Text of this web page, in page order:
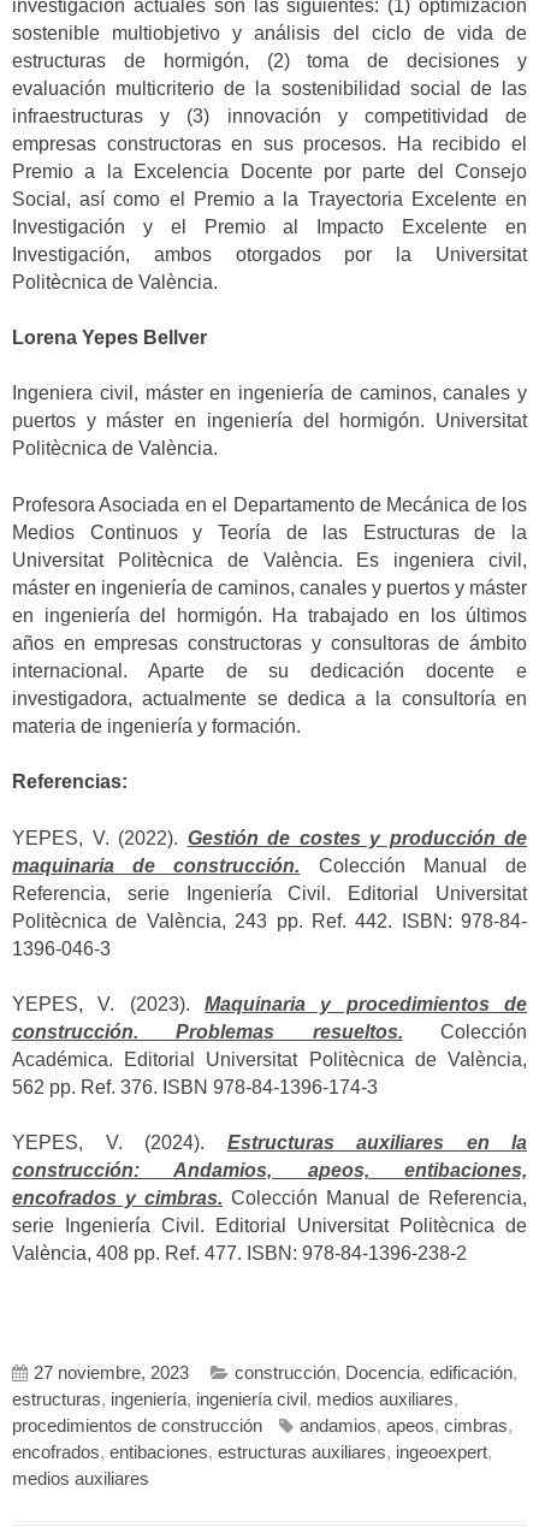
investigación actuales son las siguientes: (1) optimización
sostenible multiobjetivo y análisis del ciclo de vida de
estructuras de hormigón, (2) toma de decisiones y
evaluación multicriterio de la sostenibilidad social de las
infraestructuras y (3) innovación y competitividad de
empresas constructoras en sus procesos. Ha recibido el
Premio a la Excelencia Docente por parte del Consejo
Social, así como el Premio a la Trayectoria Excelente en
Investigación y el Premio al Impacto Excelente en
Investigación, ambos otorgados por la Universitat
Politècnica de València.
Lorena Yepes Bellver
Ingeniera civil, máster en ingeniería de caminos, canales y
puertos y máster en ingeniería del hormigón. Universitat
Politècnica de València.
Profesora Asociada en el Departamento de Mecánica de los
Medios Continuos y Teoría de las Estructuras de la
Universitat Politècnica de València. Es ingeniera civil,
máster en ingeniería de caminos, canales y puertos y máster
en ingeniería del hormigón. Ha trabajado en los últimos
años en empresas constructoras y consultoras de ámbito
internacional. Aparte de su dedicación docente e
investigadora, actualmente se dedica a la consultoría en
materia de ingeniería y formación.
Referencias:
YEPES, V. (2022). Gestión de costes y producción de
maquinaria de construcción. Colección Manual de
Referencia, serie Ingeniería Civil. Editorial Universitat
Politècnica de València, 243 pp. Ref. 442. ISBN: 978-84-
1396-046-3
YEPES, V. (2023). Maquinaria y procedimientos de
construcción. Problemas resueltos. Colección
Académica. Editorial Universitat Politècnica de València,
562 pp. Ref. 376. ISBN 978-84-1396-174-3
YEPES, V. (2024). Estructuras auxiliares en la
construcción: Andamios, apeos, entibaciones,
encofrados y cimbras. Colección Manual de Referencia,
serie Ingeniería Civil. Editorial Universitat Politècnica de
València, 408 pp. Ref. 477. ISBN: 978-84-1396-238-2
27 noviembre, 2023 construcción, Docencia, edificación,
estructuras, ingeniería, ingeniería civil , medios auxiliares,
procedimientos de construcción
andamios, apeos, cimbras,
encofrados, entibaciones, estructuras auxiliares, ingeoexpert,
medios auxiliares